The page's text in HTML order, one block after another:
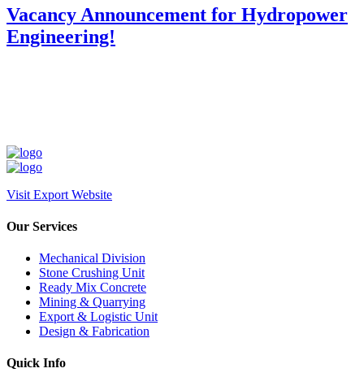
Vacancy Announcement for Hydropower
Engineering!
Visit Export Website
Our Services
Mechanical Division
Stone Crushing Unit
Ready Mix Concrete
Mining & Quarrying
Export & Logistic Unit
Design & Fabrication
Quick Info